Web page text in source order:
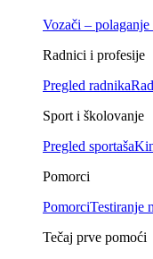
Vozači –
Radnici i profesije
Pregled radnika
Sport i školovanje
Pregled sportaša
Pomorci
PomorciTestiranje
Tečaj prve pomoći